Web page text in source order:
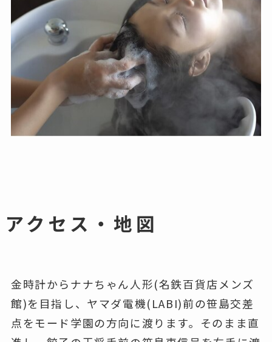
アクセス・地図
金時計からナナちゃん人形(名鉄百貨店メンズ
館)を目指し、ヤマダ電機(LABI)前の笹島交差
点をモード学園の方向に渡ります。そのまま直